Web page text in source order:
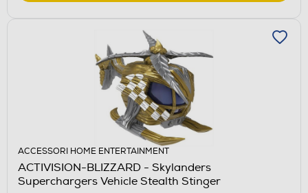
ACCESSORI HOME ENTERTAINMENT
ACTIVISION-BLIZZARD - Skylanders
Superchargers Vehicle Stealth Stinger